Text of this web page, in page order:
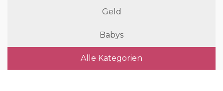
Geld
Babys
Alle Kategorien